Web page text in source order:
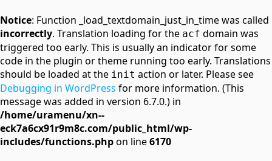
Notice: Function _load_textdomain_just_in_time was called
incorrectly. Translation loading for the acf domain was
triggered too early. This is usually an indicator for some
code in the plugin or theme running too early. Translations
should be loaded at the init action or later. Please see
Debugging in WordPress for more information. (This
message was added in version 6.7.0.) in
/home/uramenu/xn--
eck7a6cx91r9m8c.com/public_html/wp-
includes/functions.phpon line6170